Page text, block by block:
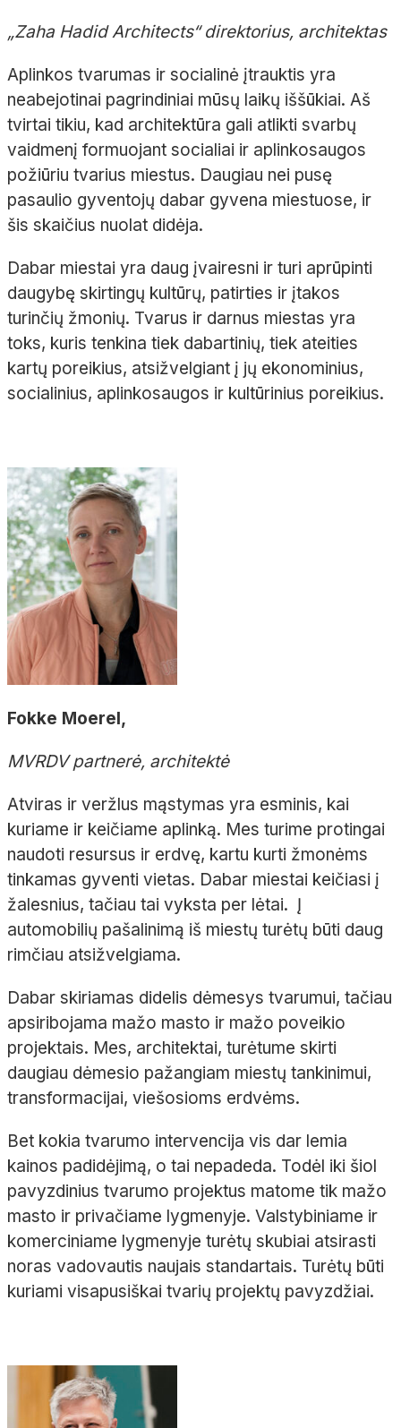
„Zaha Hadid Architects“ direktorius, architektas
Aplinkos tvarumas ir socialinė įtrauktis yra
neabejotinai pagrindiniai mūsų laikų iššūkiai. Aš
tvirtai tikiu, kad architektūra gali atlikti svarbų
vaidmenį formuojant socialiai ir aplinkosaugos
požiūriu tvarius miestus. Daugiau nei pusę
pasaulio gyventojų dabar gyvena miestuose, ir
šis skaičius nuolat didėja.
Dabar miestai yra daug įvairesni ir turi aprūpinti
daugybę skirtingų kultūrų, patirties ir įtakos
turinčių žmonių. Tvarus ir darnus miestas yra
toks, kuris tenkina tiek dabartinių, tiek ateities
kartų poreikius, atsižvelgiant į jų ekonominius,
socialinius, aplinkosaugos ir kultūrinius poreikius.
Fokke Moerel,
MVRDV partnerė, architektė
Atviras ir veržlus mąstymas yra esminis, kai
kuriame ir keičiame aplinką. Mes turime protingai
naudoti resursus ir erdvę, kartu kurti žmonėms
tinkamas gyventi vietas. Dabar miestai keičiasi į
žalesnius, tačiau tai vyksta per lėtai. Į
automobilių pašalinimą iš miestų turėtų būti daug
rimčiau atsižvelgiama.
Dabar skiriamas didelis dėmesys tvarumui, tačiau
apsiribojama mažo masto ir mažo poveikio
projektais. Mes, architektai, turėtume skirti
daugiau dėmesio pažangiam miestų tankinimui,
transformacijai, viešosioms erdvėms.
Bet kokia tvarumo intervencija vis dar lemia
kainos padidėjimą, o tai nepadeda. Todėl iki šiol
pavyzdinius tvarumo projektus matome tik mažo
masto ir privačiame lygmenyje. Valstybiniame ir
komerciniame lygmenyje turėtų skubiai atsirasti
noras vadovautis naujais standartais. Turėtų būti
kuriami visapusiškai tvarių projektų pavyzdžiai.